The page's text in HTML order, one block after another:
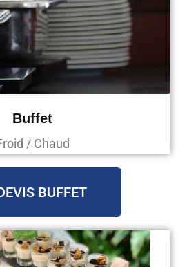
Buffet
/ Chaud
BUFFET